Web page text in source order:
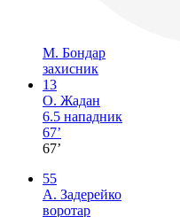
М. Бондар
захисник
13
О. Жадан
6.5 нападник
67’
67’
55
А. Задерейко
воротар